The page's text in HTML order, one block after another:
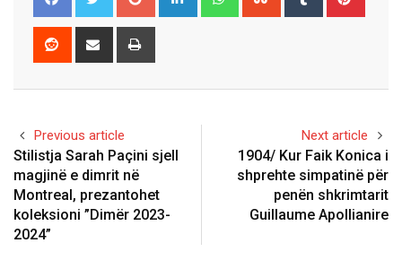
Reddit
Share
Previous article
Stilistja Sarah Paçini sjell
magjinë e dimrit në
Montreal, prezantohet
koleksioni ”Dimër 2023-
2024”
Next article
1904/ Kur Faik Konica i
shprehte simpatinë për
penën shkrimtarit
Guillaume Apollianire